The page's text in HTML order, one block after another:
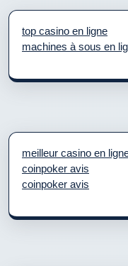
top casino en ligne
machines à sous en
meilleur casino en
coinpoker avis
coinpoker avis